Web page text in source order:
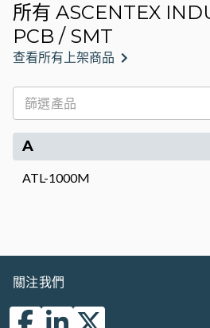
所有 ASCENTEX
PCB / SMT
查看所有上架商品
A
ATL-1000M
關注我們